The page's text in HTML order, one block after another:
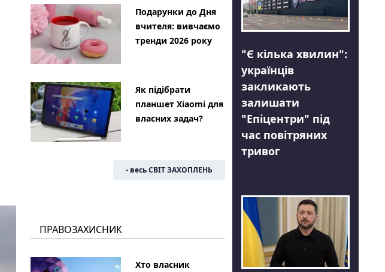
Подарунки до Дня
вчителя: вивчаємо
тренди 2026 року
Як підібрати
планшет Xiaomi для
власних задач?
- весь СВІТ ЗАХОПЛЕНЬ
ПРАВОЗАХИСНИК
Хто власник
"Є кілька хвилин":
українців
закликають
залишати
"Епіцентри" під
час повітряних
тривог